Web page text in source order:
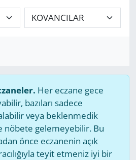
Her eczane gece
bazıları sadece
veya beklenmedik
nöbete gelemeyebilir. Bu
önce eczanenin açık
teyit etmeniz iyi bir